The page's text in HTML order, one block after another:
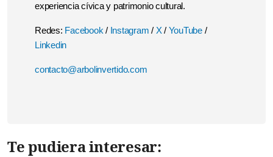
experiencia cívica y patrimonio cultural.
Redes: Facebook / Instagram / X/ YouTube /
Linkedin
contacto@arbolinvertido.com
Te pudiera interesar: